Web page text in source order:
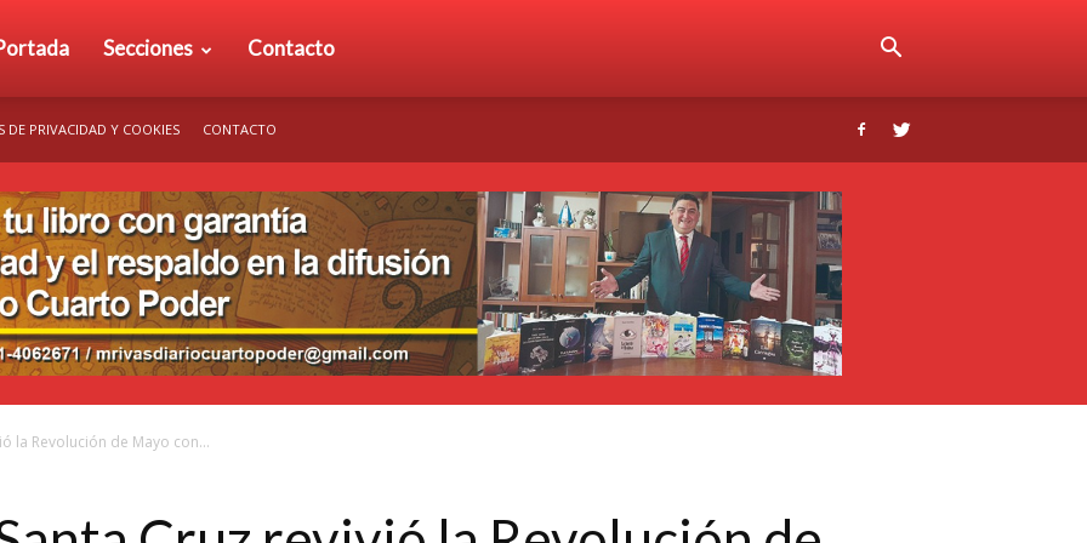
Secciones Contacto
DE PRIVACIDAD Y COOKIES CONTACTO
la Revolución de Mayo con...